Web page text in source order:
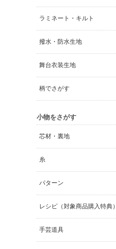
ラミネート・キルト
撥水・防水生地
舞台衣装生地
柄でさがす
小物をさがす
芯材・裏地
糸
パターン
レシピ（対象商品購入特典）
手芸道具